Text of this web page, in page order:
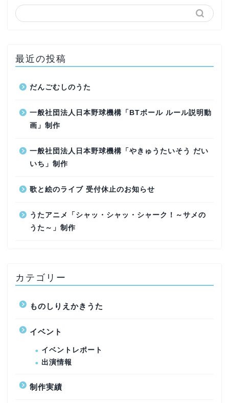
最近の投稿
だんごむしのうた
一般社団法人日本野球機構「BTボール ルール説明動
画」制作
一般社団法人日本野球機構「やきゅうたいそう だい
いち」制作
歌と絵のライブ 受付休止のお知らせ
うたアニメ「シャッ・シャッ・シャーク！～サメの
うた～」制作
カテゴリー
ものしりえかきうた
イベント
イベントレポート
出演情報
制作実績